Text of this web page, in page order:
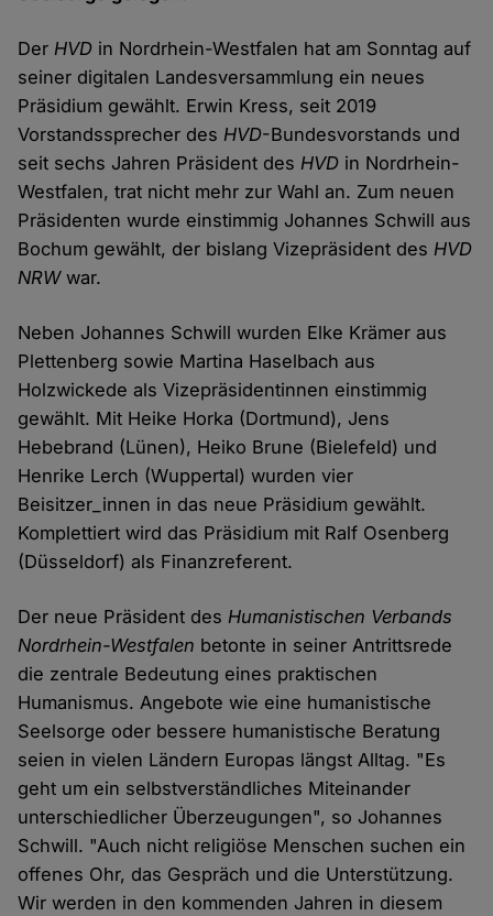
DerHVD in Nordrhein-Westfalen hat am Sonntag auf
seiner digitalen Landesversammlung ein neues
Präsidium gewählt. Erwin Kress, seit 2019
Vorstandssprecher desHVD-Bundesvorstands und
seit sechs Jahren Präsident desHVD in Nordrhein-
Westfalen, trat nicht mehr zur Wahl an. Zum neuen
Präsidenten wurde einstimmig Johannes Schwill aus
Bochum gewählt, der bislang Vizepräsident desHVD
NRWwar.
Neben Johannes Schwill wurden Elke Krämer aus
Plettenberg sowie Martina Haselbach aus
Holzwickede als Vizepräsidentinnen einstimmig
gewählt. Mit Heike Horka (Dortmund), Jens
Hebebrand (Lünen), Heiko Brune (Bielefeld) und
Henrike Lerch (Wuppertal) wurden vier
Beisitzer_innen in das neue Präsidium gewählt.
Komplettiert wird das Präsidium mit Ralf Osenberg
(Düsseldorf) als Finanzreferent.
Der neue Präsident desHumanistischen Verbands
Nordrhein-Westfalen betonte in seiner Antrittsrede
die zentrale Bedeutung eines praktischen
Humanismus. Angebote wie eine humanistische
Seelsorge oder bessere humanistische Beratung
seien in vielen Ländern Europas längst Alltag. "Es
geht um ein selbst­verständliches Miteinander
unterschiedlicher Überzeugungen", so Johannes
Schwill. "Auch nicht religiöse Menschen suchen ein
offenes Ohr, das Gespräch und die Unterstützung.
Wir werden in den kommenden Jahren in diesem